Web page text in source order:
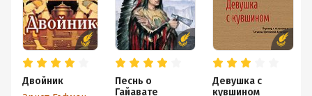
Двойник
Песнь о
Гайавате
Девушка с
кувшином